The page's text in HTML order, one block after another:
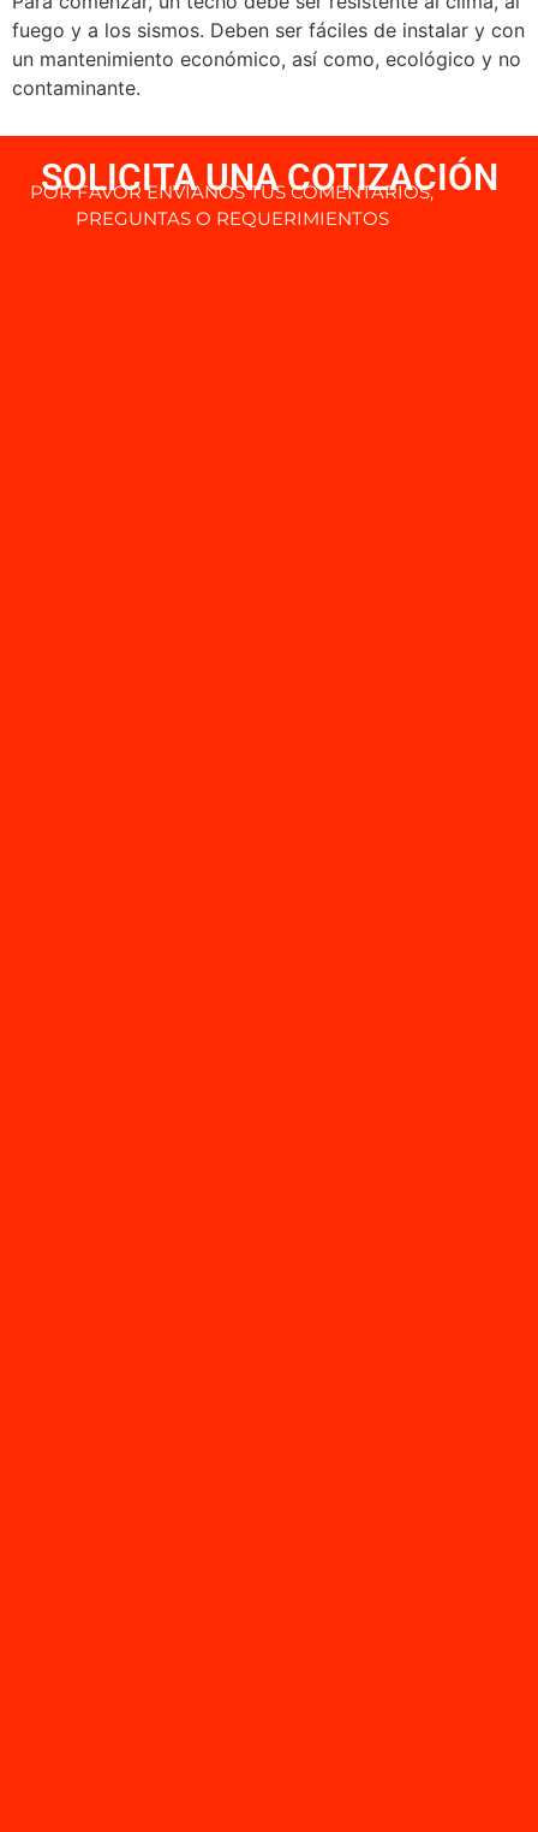
fuego y a los sismos. Deben ser fáciles de instalar y con
un mantenimiento económico, así como, ecológico y no
contaminante.
SOLICITA UNA COTIZACIÓN
POR FAVOR ENVÍANOS TUS COMENTARIOS,
PREGUNTAS O REQUERIMIENTOS